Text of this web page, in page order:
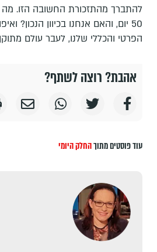
להתברך מהתזכורת החשובה הזו. מה
50 יום, והאם אנחנו בכיוון הנכון?
הפרטי והכללי שלנו, לעבר עולם
אהבת? רוצה לשתף?
עוד פוסטים מתוךהחלק היומי